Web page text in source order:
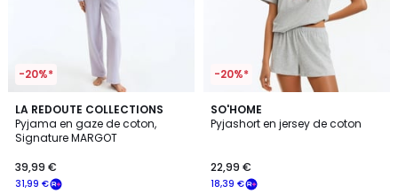
-20%*
LA REDOUTE COLLECTIONS
Pyjama en gaze de coton,
Signature MARGOT
31,99 €
39,99 €
4,7
/ 5
4
Couleurs
-20%*
SO'HOME
Pyjashort en jersey de coton
18,39 €
22,99 €
4
/